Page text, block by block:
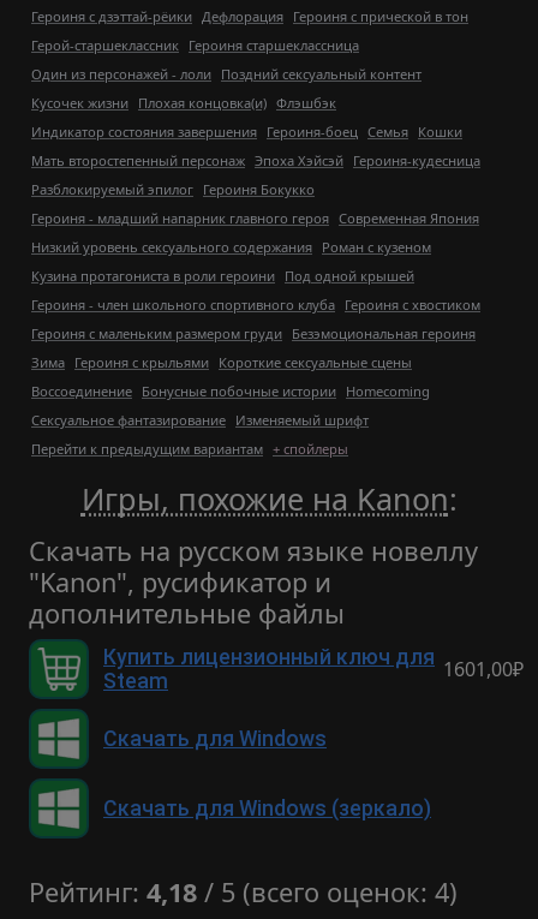
Героиня с дзэттай-рёики Дефлорация Героиня с прической в тон
Герой-старшеклассник Героиня старшеклассница
Один из персонажей - лоли Поздний сексуальный контент
Кусочек жизни Плохая концовка(и) Флэшбэк
Индикатор состояния завершения Героиня-боец Семья Кошки
Мать второстепенный персонаж Эпоха Хэйсэй Героиня-кудесница
Разблокируемый эпилог Героиня Бокукко
Героиня - младший напарник главного героя Современная Япония
Низкий уровень сексуального содержания Роман с кузеном
Кузина протагониста в роли героини Под одной крышей
Героиня - член школьного спортивного клуба Героиня с хвостиком
Героиня с маленьким размером груди Безэмоциональная героиня
Зима Героиня с крыльями Короткие сексуальные сцены
Воссоединение Бонусные побочные истории Homecoming
Сексуальное фантазирование Изменяемый шрифт
Перейти к предыдущим вариантам + спойлеры
Игры, похожие на Kanon:
Скачать на русском языке новеллу
"Kanon", русификатор и
дополнительные файлы
Купить лицензионный ключ для
Steam
1601,00₽
Скачать для Windows
Скачать для Windows (зеркало)
Рейтинг: 4,18 / 5 (всего оценок: 4)